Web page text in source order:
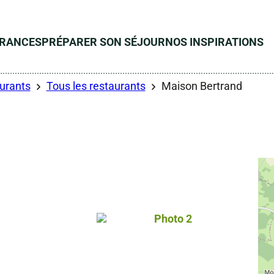
PRÉPARER SON SÉJOURNOS INSPIRATIONS
Tous les restaurants Maison Bertrand
– ©BERTRAND Photo 2, Droits gérés –